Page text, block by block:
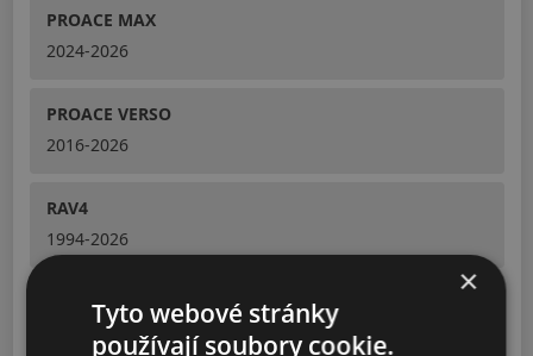
PROACE MAX
2024-2026
PROACE VERSO
2016-2026
RAV4
1994-2026
URBAN CRUISER
2009-2014, 2025-2026
×
Tyto webové stránky
používají soubory cookie.